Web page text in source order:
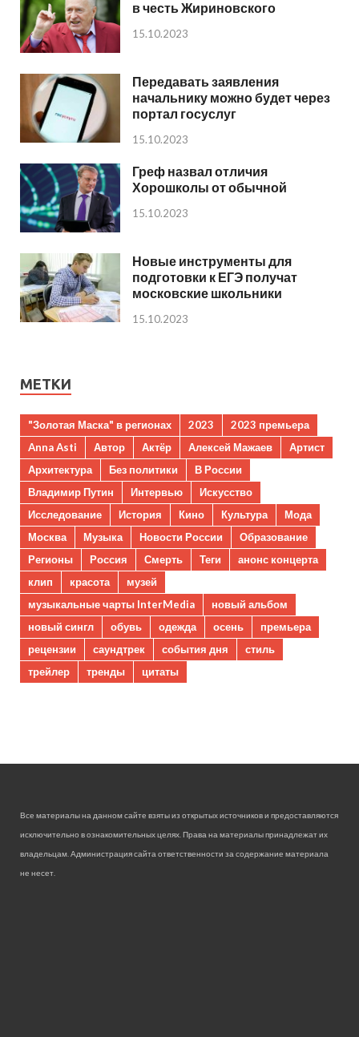
в честь Жириновского
15.10.2023
Передавать заявления
начальнику можно будет через
портал госуслуг
15.10.2023
Греф назвал отличия
Хорошколы от обычной
15.10.2023
Новые инструменты для
подготовки к ЕГЭ получат
московские школьники
15.10.2023
МЕТКИ
"Золотая Маска" в регионах 2023
2023 премьера
Anna Asti
Автор Актёр Алексей Мажаев
Артист
Архитектура
Без политики
В России
Владимир Путин
Интервью
Искусство
Исследование
История Кино Культура
Мода
Москва
Музыка Новости России
Образование
Регионы
Россия Смерть Теги
анонс концерта
клип
красота
музей
музыкальные чарты InterMedia
новый альбом
новый сингл
обувь одежда осень
премьера
рецензии
саундтрек события дня
стиль
трейлер
тренды цитаты
Все материалы на данном сайте взяты из открытых источников и предоставляются
исключительно в ознакомительных целях. Права на материалы принадлежат их
владельцам. Администрация сайта ответственности за содержание материала
не несет.